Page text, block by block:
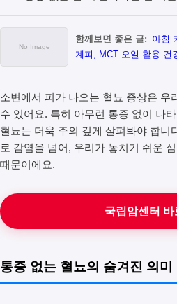
함께보면 좋은 글: 아침
계피, MCT 오일 활용 건
소변에서 피가 나오는 혈뇨 증상은 우
수 있어요. 특히 아무런 통증 없이 나
혈뇨는 더욱 주의 깊게 살펴봐야 합니
로 감염을 넘어, 우리가 놓치기 쉬운
때문이에요.
국립암센터 바
통증 없는 혈뇨의 숨겨진 의미